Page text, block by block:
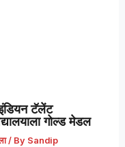
टॅलेंट
गोल्ड मेडल
/ By Sandip